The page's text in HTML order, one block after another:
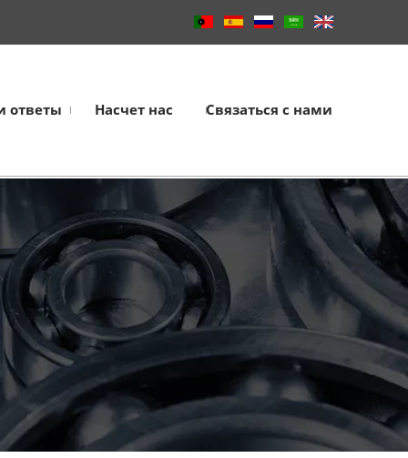
ответы Насчет нас Связаться с нами